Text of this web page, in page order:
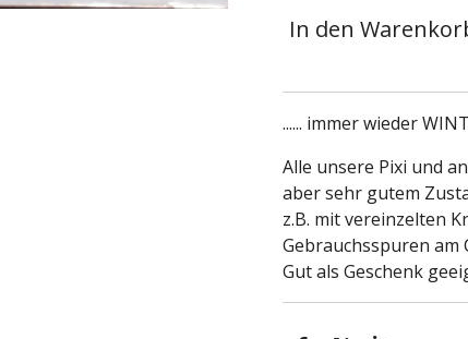
In den
...... immer wieder
Alle unsere Pixi und
aber sehr gutem
z.B. mit vereinzelten
Gebrauchsspuren am
Gut als Geschenk